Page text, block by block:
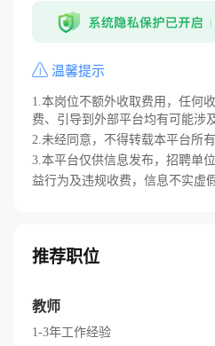
温馨提示
1.本岗位不额外收取费用，任何
费、引导到外部平台均有可能涉
2.未经同意，不得转载本平台所
3.本平台仅供信息发布，招聘单
益行为及违规收费，信息不实虚
推荐职位
教师
1-3年工作经验